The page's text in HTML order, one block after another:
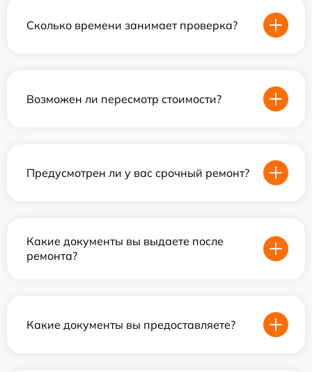
Сколько времени занимает проверка?
Возможен ли пересмотр стоимости?
Предусмотрен ли у вас срочный ремонт?
Какие документы вы выдаете после
ремонта?
Какие документы вы предоставляете?